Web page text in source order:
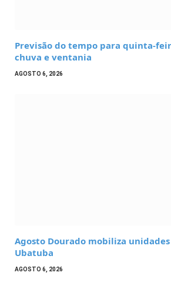
Previsão do tempo para quinta-
chuva e ventania
AGOSTO 6, 2026
Agosto Dourado mobiliza
Ubatuba
AGOSTO 6, 2026